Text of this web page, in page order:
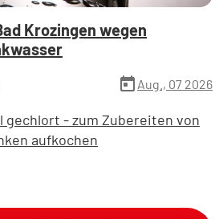
Krozingen wegen
today Aug., 07 2026
gechlort - zum Zubereiten von
aufkochen